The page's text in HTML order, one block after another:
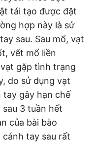
tái tạo được đặt
hợp này là sử
sau. Sau mổ, vạt
vết mổ liền
gặp tình trạng
do sử dụng vạt
gây hạn chế
3 tuần hết
của bài bào
tay sau rất